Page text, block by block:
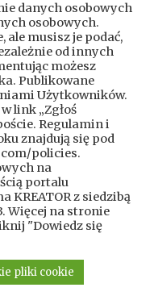
jesteśmy
absurdów, z
ale opisujemy
więc, że taplamy
przeciskamy
ruinach albo
zbudowania
historia nie jest
To przygoda.
całkiem
YouTube
danych osobowych
osobowych.
ale musisz je podać,
od innych
możesz
Publikowane
Użytkowników.
link „Zgłoś
Regulamin i
znajdują się pod
policies.
na
portalu
KREATOR z siedzibą
Więcej na stronie
"Dowiedz się
pliki cookie